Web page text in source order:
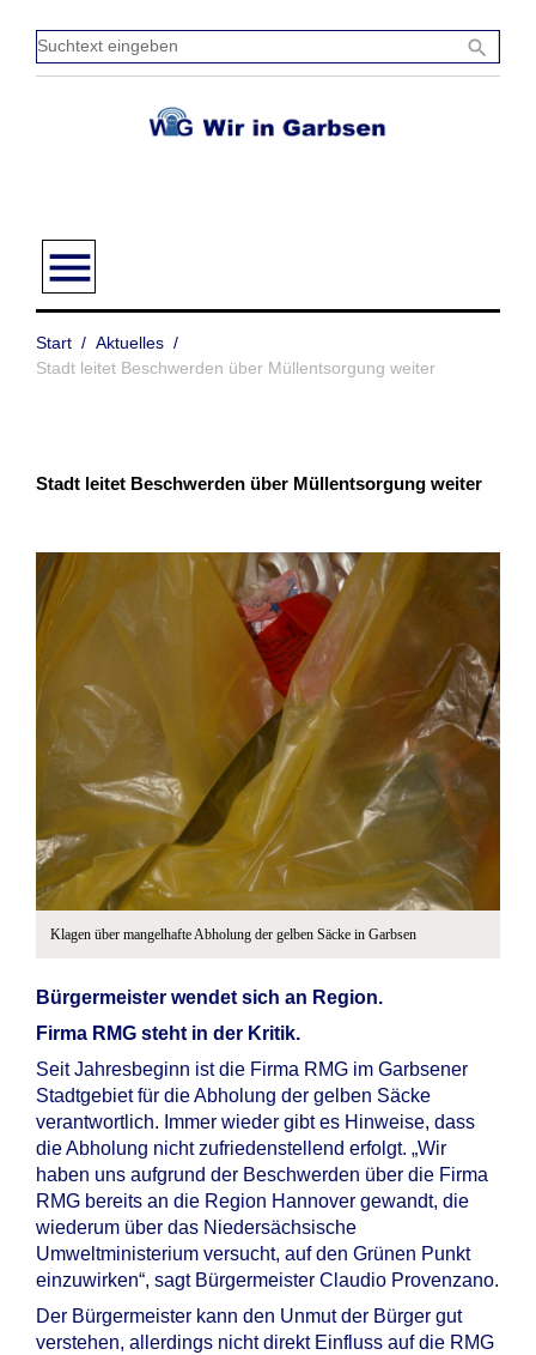
Inhalt
springen
search
menu
Start / Aktuelles /
Stadt leitet Beschwerden über Müllentsorgung weiter
Stadt leitet Beschwerden über Müllentsorgung weiter
Klagen über mangelhafte Abholung der gelben Säcke in Garbsen
Bürgermeister wendet sich an Region.
Firma RMG steht in der Kritik.
Seit Jahresbeginn ist die Firma RMG im Garbsener
Stadtgebiet für die Abholung der gelben Säcke
verantwortlich. Immer wieder gibt es Hinweise, dass
die Abholung nicht zufriedenstellend erfolgt. „Wir
haben uns aufgrund der Beschwerden über die Firma
RMG bereits an die Region Hannover gewandt, die
wiederum über das Niedersächsische
Umweltministerium versucht, auf den Grünen Punkt
einzuwirken“, sagt Bürgermeister Claudio Provenzano.
Der Bürgermeister kann den Unmut der Bürger gut
verstehen, allerdings nicht direkt Einfluss auf die RMG